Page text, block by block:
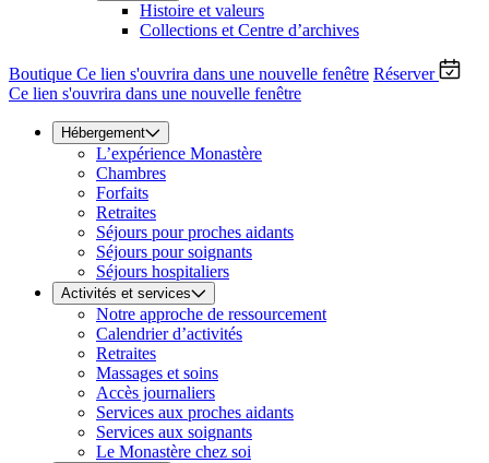
Histoire et valeurs
Collections et Centre d’archives
Boutique Ce lien s'ouvrira dans une nouvelle fenêtre Réserver
Ce lien s'ouvrira dans une nouvelle fenêtre
Hébergement
L’expérience Monastère
Chambres
Forfaits
Retraites
Séjours pour proches aidants
Séjours pour soignants
Séjours hospitaliers
Activités et services
Notre approche de ressourcement
Calendrier d’activités
Retraites
Massages et soins
Accès journaliers
Services aux proches aidants
Services aux soignants
Le Monastère chez soi